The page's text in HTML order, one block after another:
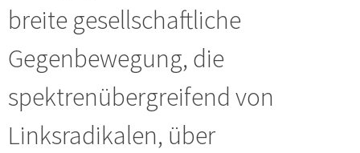
breite gesellschaftliche
Gegenbewegung, die
spektrenübergreifend von
Linksradikalen, über